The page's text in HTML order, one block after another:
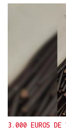
3.000 EUROS DE